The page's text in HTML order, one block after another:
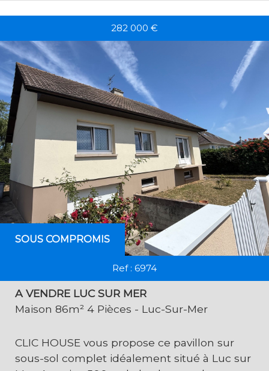
SOUS COMPROMIS
282 000 €
Ref : 6974
A VENDRE LUC SUR MER
Maison 86m² 4 Pièces - Luc-Sur-Mer
CLIC HOUSE vous propose ce pavillon sur
sous-sol complet idéalement situé à Luc sur